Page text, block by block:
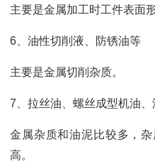
主要是金属加工时工件表面
6、油性切削液、防锈油等
主要是金属切削杂质。
7、拉丝油、螺丝成型机油、
金属杂质和油泥比较多，
高。